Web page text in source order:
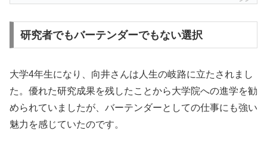
研究者でもバーテンダーでもない選択
大学4年生になり、向井さんは人生の岐路に立たされまし
た。優れた研究成果を残したことから大学院への進学を勧
められていましたが、バーテンダーとしての仕事にも強い
魅力を感じていたのです。